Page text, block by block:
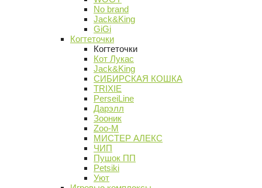
No brand
Jack&King
GiGi
Когтеточки
Когтеточки
Кот Лукас
Jack&King
СИБИРСКАЯ КОШКА
TRIXIE
PerseiLine
Дарэлл
Зооник
Zoo-M
МИСТЕР АЛЕКС
ЧИП
Пушок ПП
Petsiki
Уют